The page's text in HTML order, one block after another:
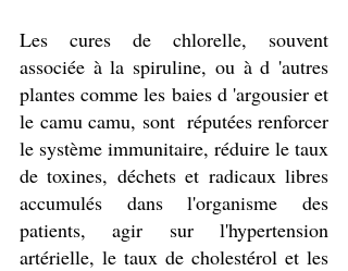
Les cures de chlorelle, souvent
associée à la spiruline, ou à d 'autres
plantes comme les baies d 'argousier et
le camu camu, sont  réputées renforcer
le système immunitaire, réduire le taux
de toxines, déchets et radicaux libres
accumulés dans l'organisme des
patients, agir sur l'hypertension
artérielle, le taux de cholestérol et les